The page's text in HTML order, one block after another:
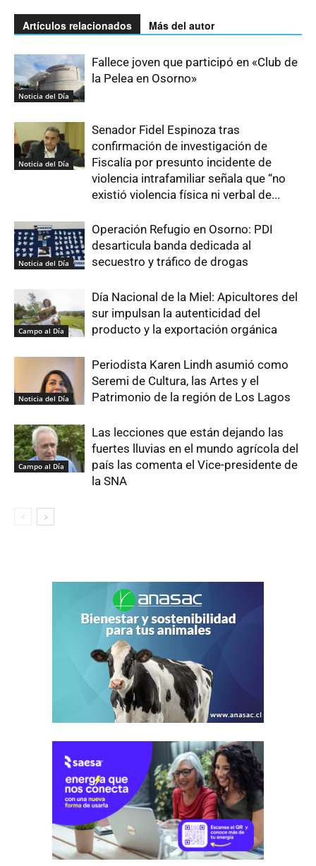
Artículos relacionados Más del autor
Noticia del Día
Fallece joven que participó en «Club de
la Pelea en Osorno»
Noticia del Día
Senador Fidel Espinoza tras
confirmación de investigación de
Fiscalía por presunto incidente de
violencia intrafamiliar señala que “no
existió violencia física ni verbal de...
Noticia del Día
Operación Refugio en Osorno: PDI
desarticula banda dedicada al
secuestro y tráfico de drogas
Campo al Día
Día Nacional de la Miel: Apicultores del
sur impulsan la autenticidad del
producto y la exportación orgánica
Noticia del Día
Periodista Karen Lindh asumió como
Seremi de Cultura, las Artes y el
Patrimonio de la región de Los Lagos
Campo al Día
Las lecciones que están dejando las
fuertes lluvias en el mundo agrícola del
país las comenta el Vice-presidente de
la SNA